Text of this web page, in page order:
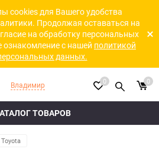
cookies для Вашего удобства
Продолжая оставаться на
на обработку персональных
с нашей политикой
данных.
ТОВАРОВ
Владимир 0 0
Toyota